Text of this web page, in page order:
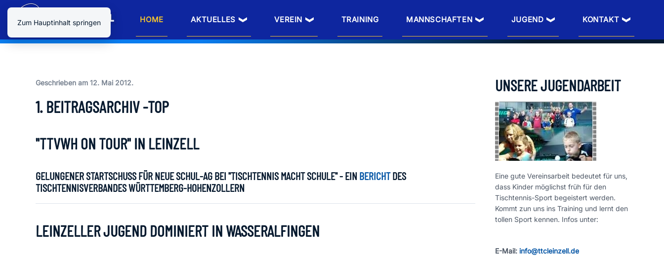
Zum Hauptinhalt springen HOME AKTUELLES VEREIN TRAINING MANNSCHAFTEN JUGEND KONTAKT
Geschrieben am 12. Mai 2012.
1. BEITRAGSARCHIV -TOP
"TTVWH ON TOUR" IN LEINZELL
GELUNGENER STARTSCHUSS FÜR NEUE SCHUL-AG BEI "TISCHTENNIS MACHT SCHULE" - EINBERICHTDES
TISCHTENNISVERBANDES WÜRTTEMBERG-HOHENZOLLERN
LEINZELLER JUGEND DOMINIERT IN WASSERALFINGEN
UNSERE JUGENDARBEIT
Eine gute Vereinsarbeit bedeutet für uns,
dass Kinder möglichst früh für den
Tischtennis-Sport begeistert werden.
Kommt zun uns ins Training und lernt den
tollen Sport kennen. Infos unter:
E-Mail: info@ttcleinzell.de